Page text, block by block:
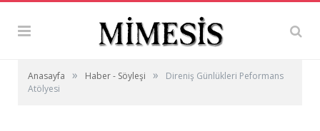
Anasayfa » Haber - Söyleşi »
Direniş Günlükleri Peformans
Atölyesi